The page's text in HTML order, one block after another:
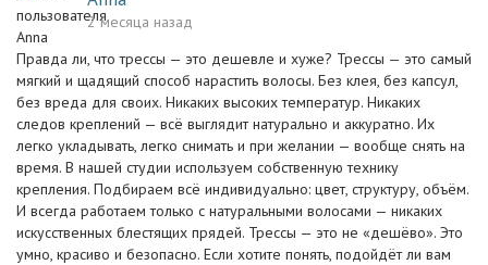
2 месяца назад
Правда ли, что трессы — это дешевле и хуже? Трессы — это самый
мягкий и щадящий способ нарастить волосы. Без клея, без капсул,
без вреда для своих. Никаких высоких температур. Никаких
следов креплений — всё выглядит натурально и аккуратно. Их
легко укладывать, легко снимать и при желании — вообще снять на
время. В нашей студии используем собственную технику
крепления. Подбираем всё индивидуально: цвет, структуру, объём.
И всегда работаем только с натуральными волосами — никаких
искусственных блестящих прядей. Трессы — это не «дешёво». Это
умно, красиво и безопасно. Если хотите понять, подойдёт ли вам